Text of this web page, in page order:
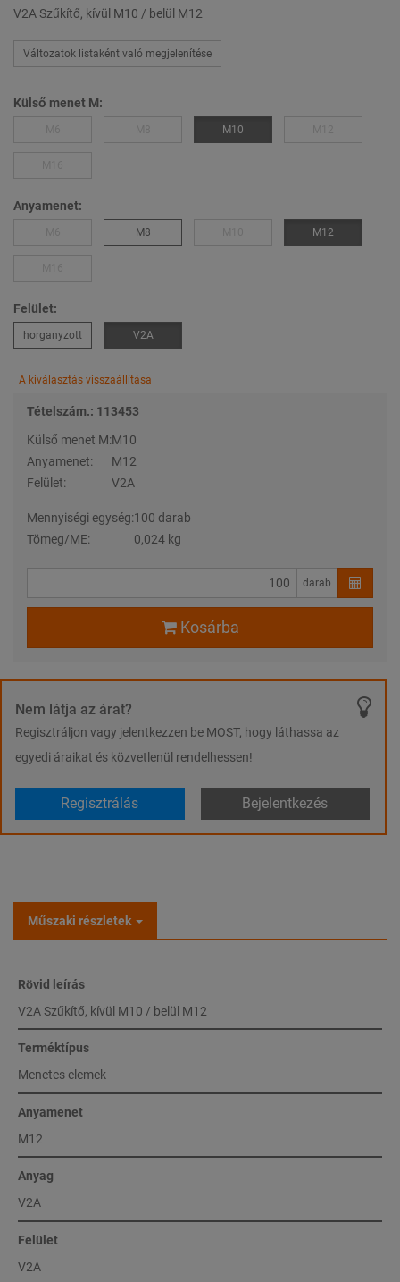
V2A Szűkítő, kívül M10 / belül M12
Változatok listaként való megjelenítése
Külső menet M:
M10
Anyamenet:
M8 M12
Felület:
horganyzott V2A
A kiválasztás visszaállítása
Tételszám.: 113453
Külső menet M:M10
Anyamenet:
M12
Felület:
V2A
Mennyiségi egység:100 darab
Tömeg/ME:
0,024 kg
darab
Kosárba
Nem látja az árat?
Regisztráljon vagy jelentkezzen be MOST, hogy láthassa az
egyedi áraikat és közvetlenül rendelhessen!
Regisztrálás Bejelentkezés
Műszaki részletek
Rövid leírás
V2A Szűkítő, kívül M10 / belül M12
Terméktípus
Menetes elemek
Anyamenet
M12
Anyag
V2A
Felület
V2A